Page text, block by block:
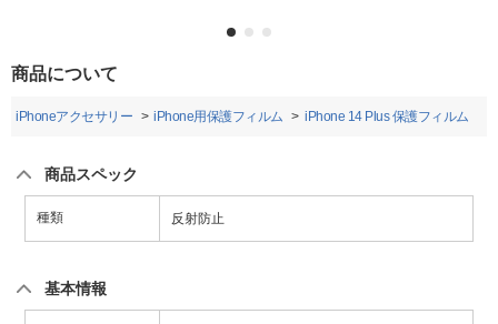
商品について
iPhoneアクセサリー iPhone用保護フィルム iPhone 14 Plus 保護フィルム
商品スペック
種類 反射防止
基本情報